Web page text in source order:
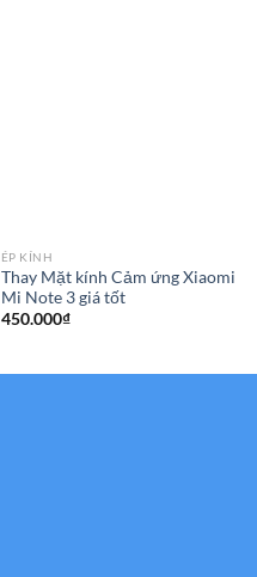
ÉP KÍNH
Thay Mặt kính Cảm ứng Xiaomi
Mi Note 3 giá tốt
450.000₫